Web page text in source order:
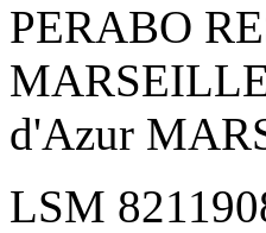
PERABO
d'Azur
LSM